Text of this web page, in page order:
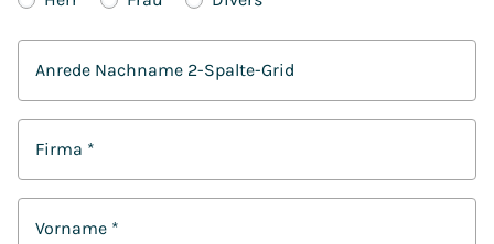
Anrede Nachname 2-Spalte-Grid
Firma *
Vorname *